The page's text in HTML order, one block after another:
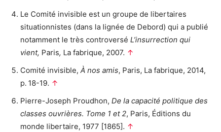
Le Comité invisible est un groupe de libertaires
situationnistes (dans la lignée de Debord) qui a publié
notamment le très controversé L’insurrection qui
vient, Paris, La fabrique, 2007. ↑
Comité invisible, À nos amis, Paris, La fabrique, 2014,
p. 18-19. ↑
Pierre-Joseph Proudhon, De la capacité politique des
classes ouvrières. Tome 1 et 2, Paris, Éditions du
monde libertaire, 1977 [1865]. ↑